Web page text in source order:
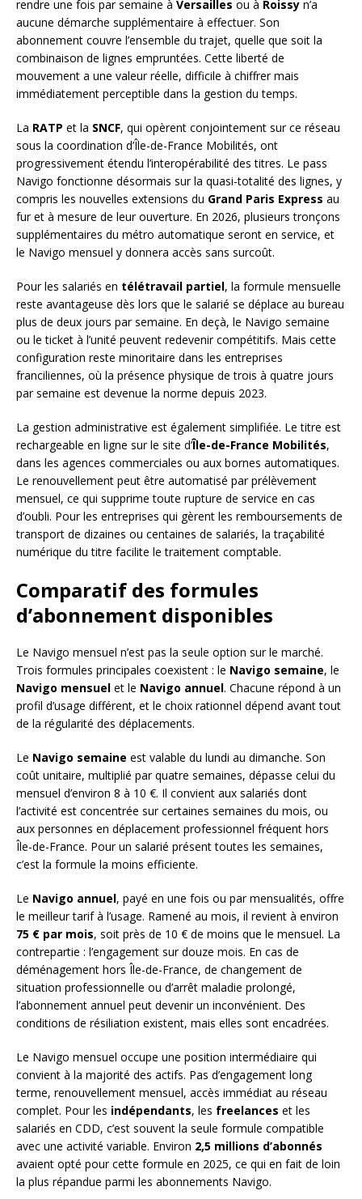
rendre une fois par semaine à Versailles ou à Roissy n’a
aucune démarche supplémentaire à effectuer. Son
abonnement couvre l’ensemble du trajet, quelle que soit la
combinaison de lignes empruntées. Cette liberté de
mouvement a une valeur réelle, difficile à chiffrer mais
immédiatement perceptible dans la gestion du temps.
La RATP et la SNCF, qui opèrent conjointement sur ce réseau
sous la coordination d’Île-de-France Mobilités, ont
progressivement étendu l’interopérabilité des titres. Le pass
Navigo fonctionne désormais sur la quasi-totalité des lignes, y
compris les nouvelles extensions du Grand Paris Express au
fur et à mesure de leur ouverture. En 2026, plusieurs tronçons
supplémentaires du métro automatique seront en service, et
le Navigo mensuel y donnera accès sans surcoût.
Pour les salariés en télétravail partiel, la formule mensuelle
reste avantageuse dès lors que le salarié se déplace au bureau
plus de deux jours par semaine. En deçà, le Navigo semaine
ou le ticket à l’unité peuvent redevenir compétitifs. Mais cette
configuration reste minoritaire dans les entreprises
franciliennes, où la présence physique de trois à quatre jours
par semaine est devenue la norme depuis 2023.
La gestion administrative est également simplifiée. Le titre est
rechargeable en ligne sur le site d’Île-de-France Mobilités,
dans les agences commerciales ou aux bornes automatiques.
Le renouvellement peut être automatisé par prélèvement
mensuel, ce qui supprime toute rupture de service en cas
d’oubli. Pour les entreprises qui gèrent les remboursements de
transport de dizaines ou centaines de salariés, la traçabilité
numérique du titre facilite le traitement comptable.
Comparatif des formules
d’abonnement disponibles
Le Navigo mensuel n’est pas la seule option sur le marché.
Trois formules principales coexistent : le Navigo semaine, le
Navigo mensuel et le Navigo annuel. Chacune répond à un
profil d’usage différent, et le choix rationnel dépend avant tout
de la régularité des déplacements.
Le Navigo semaine est valable du lundi au dimanche. Son
coût unitaire, multiplié par quatre semaines, dépasse celui du
mensuel d’environ 8 à 10 €. Il convient aux salariés dont
l’activité est concentrée sur certaines semaines du mois, ou
aux personnes en déplacement professionnel fréquent hors
Île-de-France. Pour un salarié présent toutes les semaines,
c’est la formule la moins efficiente.
Le Navigo annuel, payé en une fois ou par mensualités, offre
le meilleur tarif à l’usage. Ramené au mois, il revient à environ
75 € par mois, soit près de 10 € de moins que le mensuel. La
contrepartie : l’engagement sur douze mois. En cas de
déménagement hors Île-de-France, de changement de
situation professionnelle ou d’arrêt maladie prolongé,
l’abonnement annuel peut devenir un inconvénient. Des
conditions de résiliation existent, mais elles sont encadrées.
Le Navigo mensuel occupe une position intermédiaire qui
convient à la majorité des actifs. Pas d’engagement long
terme, renouvellement mensuel, accès immédiat au réseau
complet. Pour les indépendants, les freelances et les
salariés en CDD, c’est souvent la seule formule compatible
avec une activité variable. Environ 2,5 millions d’abonnés
avaient opté pour cette formule en 2025, ce qui en fait de loin
la plus répandue parmi les abonnements Navigo.